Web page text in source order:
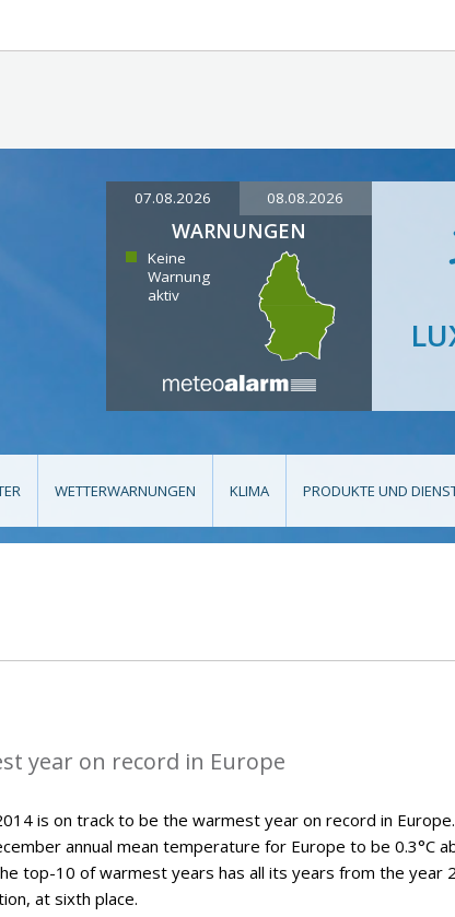
07.08.2026 08.08.2026
WARNUNGEN
Keine
Warnung
aktiv
WETTERWARNUNGEN KLIMA PRODUKTE UND
year on record in Europe
is on track to be the warmest year on record in
annual mean temperature for Europe to be 0.3°C
top-10 of warmest years has all its years from the year
at sixth place.